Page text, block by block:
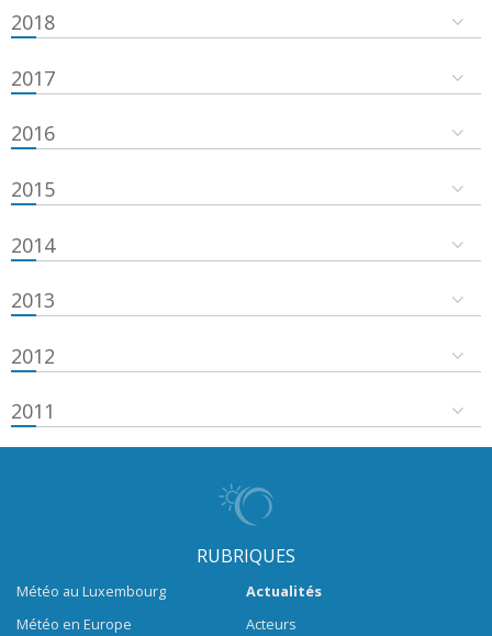
2018
2017
2016
2015
2014
2013
2012
2011
RUBRIQUES
Météo au Luxembourg
Météo en Europe
Actualités
Acteurs